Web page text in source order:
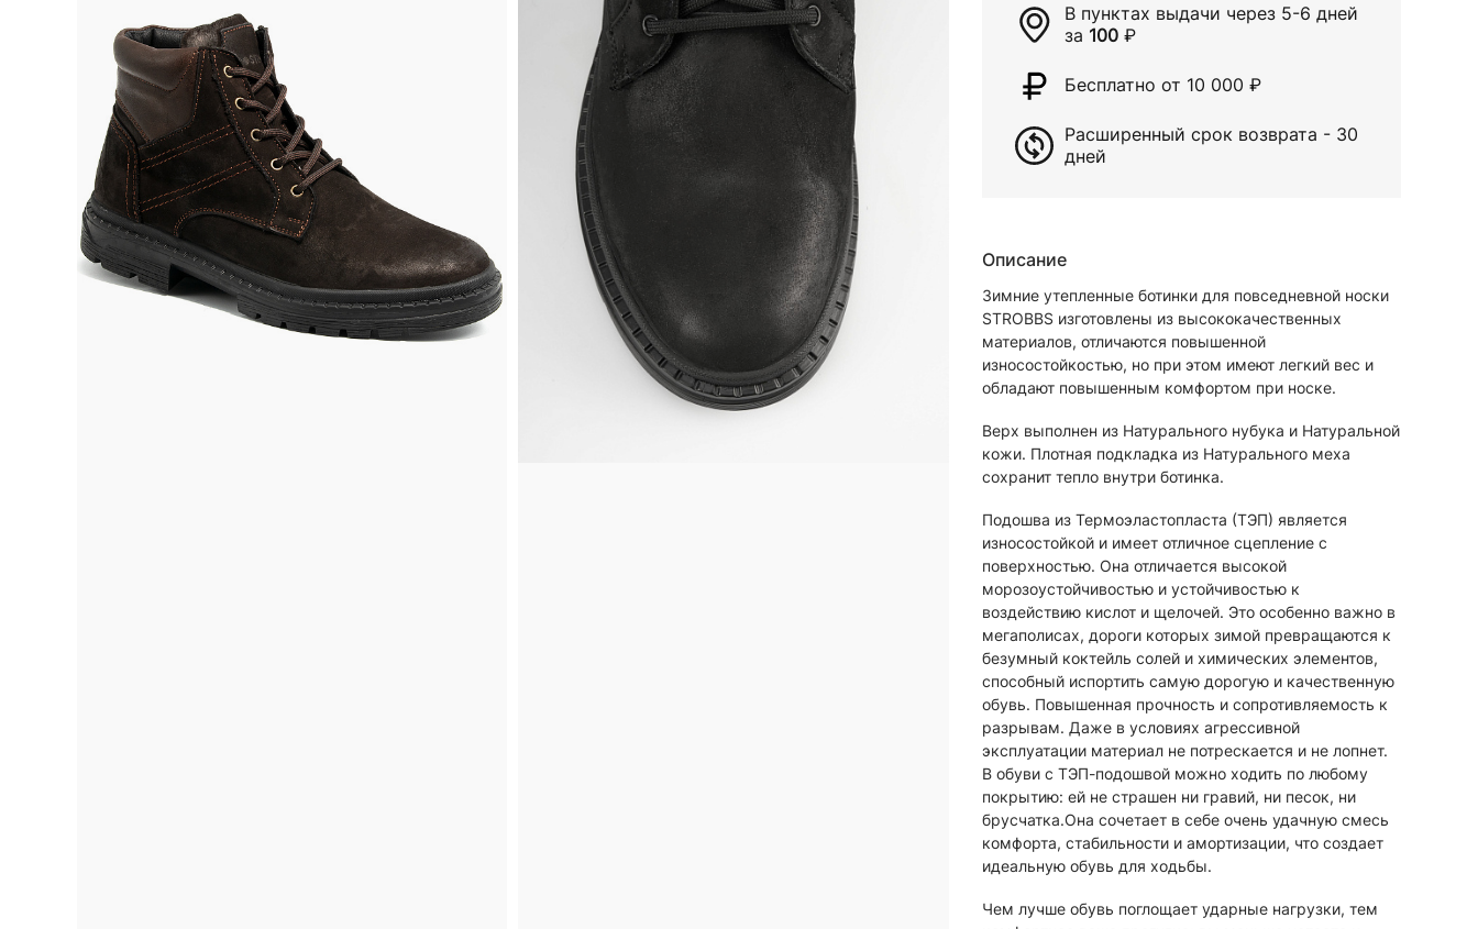
В пунктах выдачи через 5-6 дней
за 100 ₽
Бесплатно от 10 000 ₽
Расширенный срок возврата - 30
дней
Описание
Зимние утепленные ботинки для повседневной носки
STROBBS изготовлены из высококачественных
материалов, отличаются повышенной
износостойкостью, но при этом имеют легкий вес и
обладают повышенным комфортом при носке.
Верх выполнен из Натурального нубука и Натуральной
кожи. Плотная подкладка из Натурального меха
сохранит тепло внутри ботинка.
Подошва из Термоэластопласта (ТЭП) является
износостойкой и имеет отличное сцепление с
поверхностью. Она отличается высокой
морозоустойчивостью и устойчивостью к
воздействию кислот и щелочей. Это особенно важно в
мегаполисах, дороги которых зимой превращаются к
безумный коктейль солей и химических элементов,
способный испортить самую дорогую и качественную
обувь. Повышенная прочность и сопротивляемость к
разрывам. Даже в условиях агрессивной
эксплуатации материал не потрескается и не лопнет.
В обуви с ТЭП-подошвой можно ходить по любому
покрытию: ей не страшен ни гравий, ни песок, ни
брусчатка.Она сочетает в себе очень удачную смесь
комфорта, стабильности и амортизации, что создает
идеальную обувь для ходьбы.
Чем лучше обувь поглощает ударные нагрузки, тем